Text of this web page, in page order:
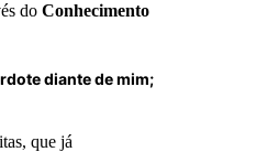
do Conhecimento
diante de mim;
que já